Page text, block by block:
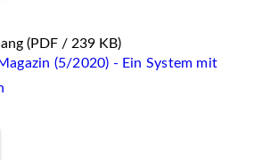
(PDF / 239 KB)
(5/2020) - Ein System mit